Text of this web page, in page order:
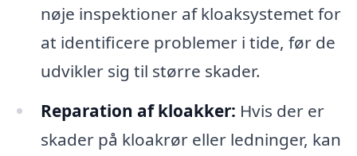
nøje inspektioner af kloaksystemet for
at identificere problemer i tide, før de
udvikler sig til større skader.
Reparation af kloakker: Hvis der er
skader på kloakrør eller ledninger, kan